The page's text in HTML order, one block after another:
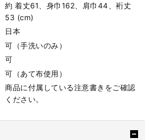
約 着丈61、身巾162、肩巾44、裄丈
53 (cm)
日本
可（手洗いのみ）
可
可（あて布使用）
商品に付属している注意書きをご確認
ください。